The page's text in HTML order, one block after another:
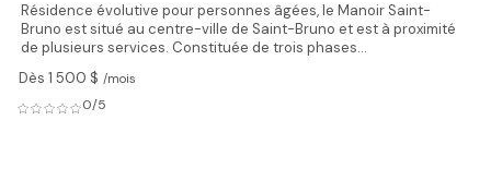
Résidence évolutive pour personnes âgées, le Manoir Saint-
Bruno est situé au centre-ville de Saint-Bruno et est à proximité
de plusieurs services. Constituée de trois phases...
Dès 1 500 $ /mois
0/5